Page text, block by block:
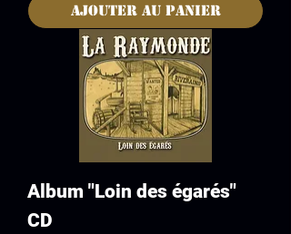
Ajouter au panier
Album "Loin des égarés"
CD